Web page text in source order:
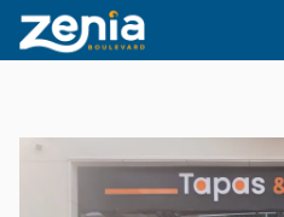
Ir al contenido principal